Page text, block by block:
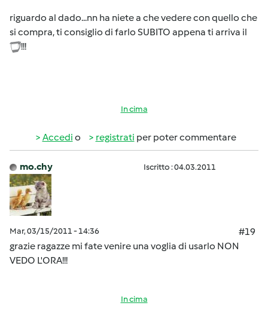
riguardo al dado...nn ha niete a che vedere con quello che
si compra, ti consiglio di farlo SUBITO appena ti arriva il
!!!
In cima
Accedi o registrati per poter commentare
mo.chy Iscritto : 04.03.2011
Mar, 03/15/2011 - 14:36
#19
grazie ragazze mi fate venire una voglia di usarlo NON
VEDO L'ORA!!!
In cima